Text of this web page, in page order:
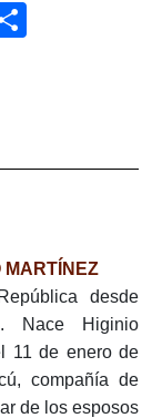
Compartir
MARTÍNEZ
desde
Nace Higinio
11 de enero de
compañía de
de los esposos